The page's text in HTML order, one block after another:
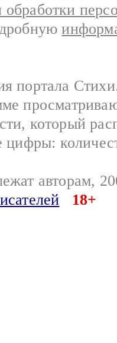
портала
который
цифры:
авторам,
18+